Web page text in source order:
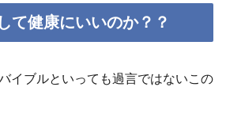
て健康にいいのか？？
イブルといっても過言ではないこの